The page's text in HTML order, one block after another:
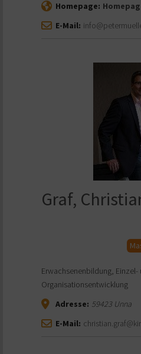
Homepage:
E-Mail:
Graf,
Erwachsenenbildung,
Organisationsentwicklung
Adresse: 59423Unna
E-Mail: